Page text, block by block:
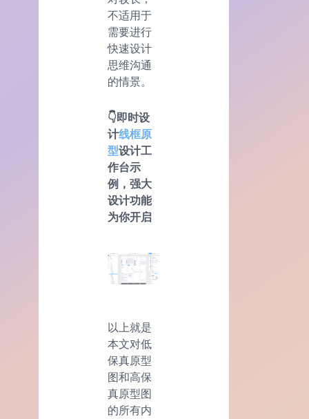
不适用于
需要进行
快速设计
思维沟通
的情景。
👇即时设
计线框原
型设计工
作台示
例，强大
设计功能
为你开启
以上就是
本文对低
保真原型
图和高保
真原型图
的所有内